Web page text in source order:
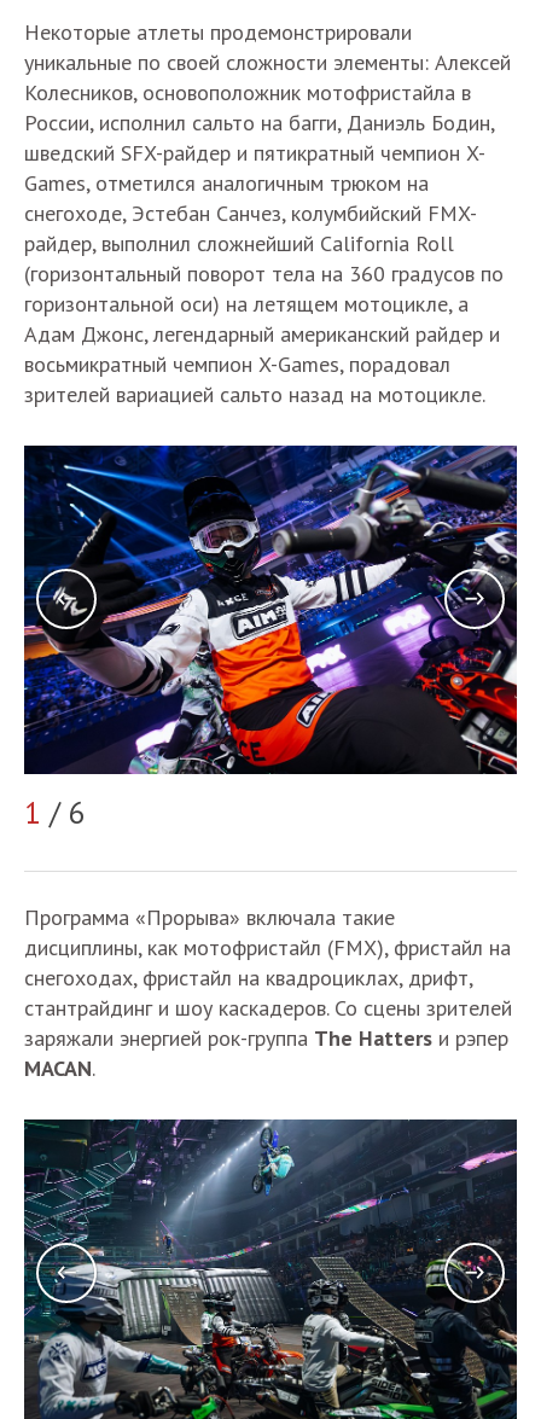
Некоторые атлеты продемонстрировали
уникальные по своей сложности элементы: Алексей
Колесников, основоположник мотофристайла в
России, исполнил сальто на багги, Даниэль Бодин,
шведский SFX-райдер и пятикратный чемпион X-
Games, отметился аналогичным трюком на
снегоходе, Эстебан Санчез, колумбийский FMX-
райдер, выполнил сложнейший California Roll
(горизонтальный поворот тела на 360 градусов по
горизонтальной оси) на летящем мотоцикле, а
Адам Джонс, легендарный американский райдер и
восьмикратный чемпион X-Games, порадовал
зрителей вариацией сальто назад на мотоцикле.
1 / 6
Программа «Прорыва» включала такие
дисциплины, как мотофристайл (FMX), фристайл на
снегоходах, фристайл на квадроциклах, дрифт,
стантрайдинг и шоу каскадеров. Со сцены зрителей
заряжали энергией рок-группа The Hatters и рэпер
MACAN.